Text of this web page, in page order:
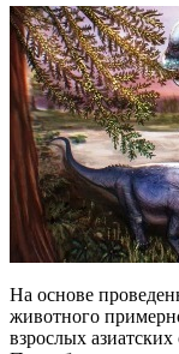
На основе
животного
взрослых